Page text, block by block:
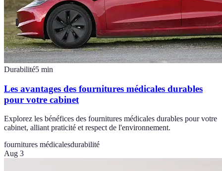
Durabilité5 min
Les avantages des fournitures médicales durables
pour votre cabinet
Explorez les bénéfices des fournitures médicales durables pour votre
cabinet, alliant praticité et respect de l'environnement.
fournitures médicalesdurabilité
Aug 3